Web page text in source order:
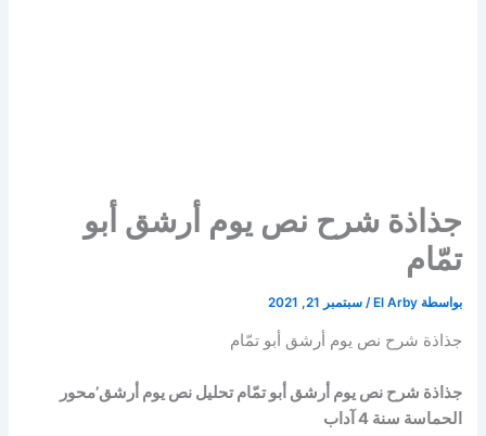
جذاذة شرح نص يوم أرشق أبو
تمّام
بواسطة El Arby
/سبتمبر 21, 2021
جذاذة شرح نص يوم أرشق أبو تمّام
جذاذة شرح نص يوم أرشق أبو تمّام تحليل نص يوم أرشق’محور
الحماسة سنة 4 آداب